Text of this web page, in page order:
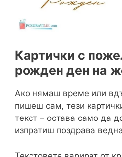
Картички с
рожден ден на
Ако нямаш време или
пишеш сам, тези
текст – остава само да
изпратиш поздрава